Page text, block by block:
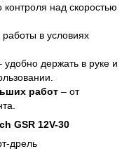
над скоростью
в условиях
удобно держать в руке и
работ – от
GSR 12V-30
дрель